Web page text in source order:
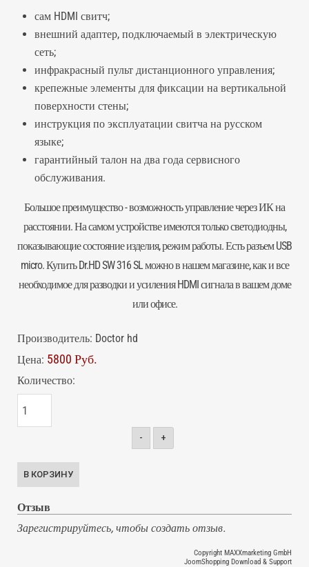
сам HDMI свитч;
внешний адаптер, подключаемый в электрическую
сеть;
инфракрасный пульт дистанционного управления;
крепежные элементы для фиксации на вертикальной
поверхности стены;
инструкция по эксплуатации свитча на русском
языке;
гарантийный талон на два года сервисного
обслуживания.
Большое преимущество - возможность управление через ИК на
расстоянии. На самом устройстве имеются только светодиодны,
показывающие состояние изделия, режим работы. Есть разъем USB
micro. Купить Dr.HD SW 316 SL можно в нашем магазине, как и все
необходимое для разводки и усиления HDMI сигнала в вашем доме
или офисе.
Производитель: Doctor hd
Цена: 5800 Руб.
Количество:
- +
Отзыв
Зарегистрируйтесь, чтобы создать отзыв.
Copyright MAXXmarketing GmbH
JoomShopping Download & Support